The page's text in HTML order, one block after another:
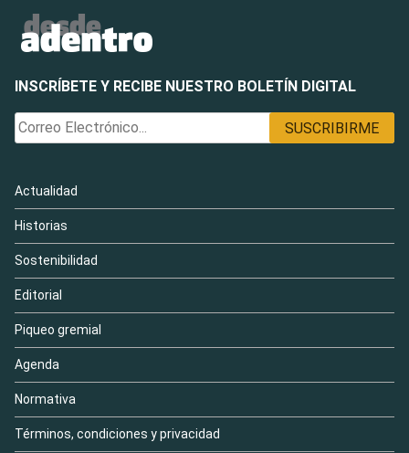
INSCRÍBETE Y RECIBE NUESTRO BOLETÍN DIGITAL
Actualidad
Historias
Sostenibilidad
Editorial
Piqueo gremial
Agenda
Normativa
Términos, condiciones y privacidad